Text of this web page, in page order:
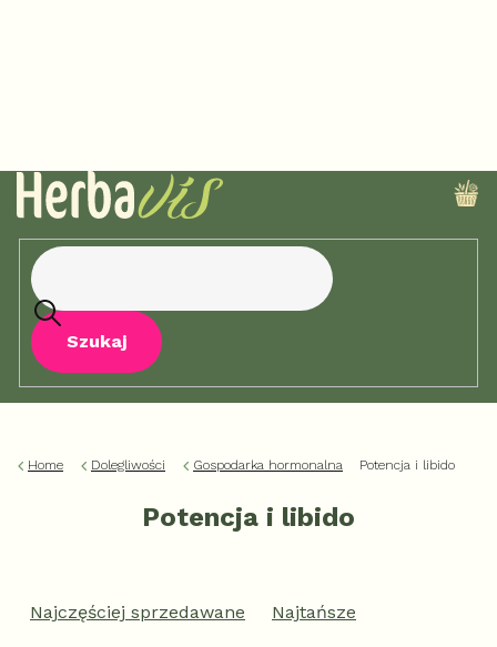
Szukaj
Home Dolegliwości Gospodarka hormonalna Potencja i libido
Potencja i libido
Najczęściej sprzedawane Najtańsze